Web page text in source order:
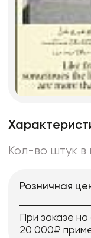
Кол-во штук в
Розничная
При заказе
20 000₽